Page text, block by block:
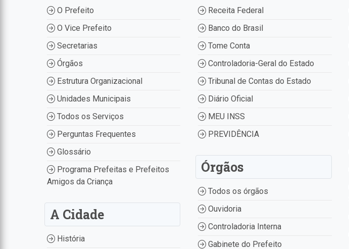
O Prefeito
O Vice Prefeito
Secretarias
Órgãos
Estrutura Organizacional
Unidades Municipais
Todos os Serviços
Perguntas Frequentes
Glossário
Programa Prefeitas e Prefeitos
Amigos da Criança
A Cidade
História
Receita Federal
Banco do Brasil
Tome Conta
Controladoria-Geral do Estado
Tribunal de Contas do Estado
Diário Oficial
MEU INSS
PREVIDÊNCIA
Órgãos
Todos os órgãos
Ouvidoria
Controladoria Interna
Gabinete do Prefeito